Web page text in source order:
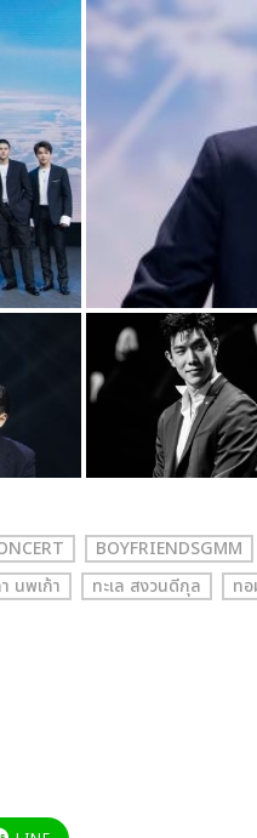
BOYFRIENDSGMM
า นพเก้า ทะเล สงวนดีกุล ท